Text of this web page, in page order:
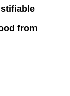
from